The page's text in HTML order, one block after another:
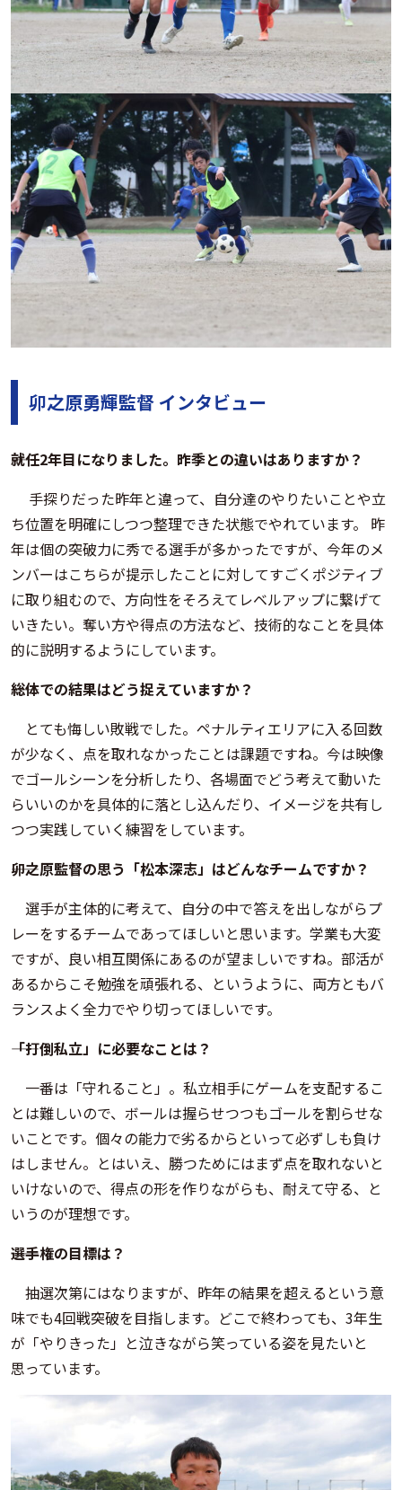
卯之原勇輝監督 インタビュー
――就任2年目になりました。昨季との違いはありますか？
手探りだった昨年と違って、自分達のやりたいことや立
ち位置を明確にしつつ整理できた状態でやれています。 昨
年は個の突破力に秀でる選手が多かったですが、今年のメ
ンバーはこちらが提示したことに対してすごくポジティブ
に取り組むので、方向性をそろえてレベルアップに繋げて
いきたい。奪い方や得点の方法など、技術的なことを具体
的に説明するようにしています。
――総体での結果はどう捉えていますか？
とても悔しい敗戦でした。ペナルティエリアに入る回数
が少なく、点を取れなかったことは課題ですね。今は映像
でゴールシーンを分析したり、各場面でどう考えて動いた
らいいのかを具体的に落とし込んだり、イメージを共有し
つつ実践していく練習をしています。
――卯之原監督の思う「松本深志」はどんなチームですか？
選手が主体的に考えて、自分の中で答えを出しながらプ
レーをするチームであってほしいと思います。学業も大変
ですが、良い相互関係にあるのが望ましいですね。部活が
あるからこそ勉強を頑張れる、というように、両方ともバ
ランスよく全力でやり切ってほしいです。
――「打倒私立」に必要なことは？
一番は「守れること」。私立相手にゲームを支配するこ
とは難しいので、ボールは握らせつつもゴールを割らせな
いことです。個々の能力で劣るからといって必ずしも負け
はしません。とはいえ、勝つためにはまず点を取れないと
いけないので、得点の形を作りながらも、耐えて守る、と
いうのが理想です。
――選手権の目標は？
抽選次第にはなりますが、昨年の結果を超えるという意
味でも4回戦突破を目指します。どこで終わっても、3年生
が「やりきった」と泣きながら笑っている姿を見たいと
思っています。